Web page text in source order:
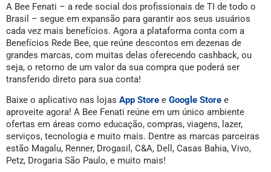
A Bee Fenati – a rede social dos profissionais de TI de todo o
Brasil – segue em expansão para garantir aos seus usuários
cada vez mais benefícios. Agora a plataforma conta com a
Benefícios Rede Bee, que reúne descontos em dezenas de
grandes marcas, com muitas delas oferecendo cashback, ou
seja, o retorno de um valor da sua compra que poderá ser
transferido direto para sua conta!
Baixe o aplicativo nas lojas App Store e Google Store e
aproveite agora! A Bee Fenati reúne em um único ambiente
ofertas em áreas como educação, compras, viagens, lazer,
serviços, tecnologia e muito mais. Dentre as marcas parceiras
estão Magalu, Renner, Drogasil, C&A, Dell, Casas Bahia, Vivo,
Petz, Drogaria São Paulo, e muito mais!